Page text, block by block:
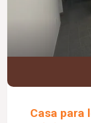
Casa para